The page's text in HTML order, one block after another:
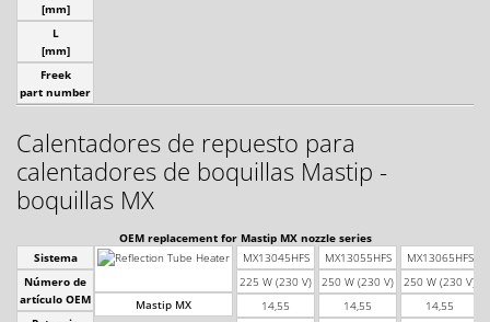
[mm]
L
[mm]
Freek
part number
Calentadores de repuesto para
calentadores de boquillas Mastip -
boquillas MX
OEM replacement for Mastip MX nozzle series
Sistema
Número de
artículo OEM
Mastip MX
MX13045HFS
225 W (230 V)
14,55
MX13055HFS
250 W (230 V)
14,55
MX13065HFS
250 W (230 V)
14,55